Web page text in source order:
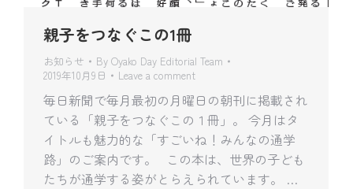
親子をつなぐこの1冊
お知らせ By Oyako Day Editorial Team
2019年10月9日
Leave a comment
毎日新聞で毎月最初の月曜日の朝刊に掲載され
ている「親子をつなぐこの１冊」。 今月はタ
イトルも魅力的な「すごいね！みんなの通学
路」のご案内です。 この本は、世界の子ども
たちが通学する姿がとらえられています。 …